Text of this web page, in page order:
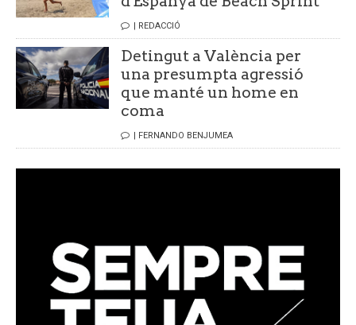
| REDACCIÓ
Detingut a València per
una presumpta agressió
que manté un home en
coma
| FERNANDO BENJUMEA